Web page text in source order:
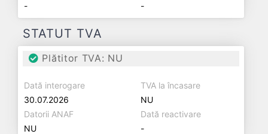
-
-
STATUT TVA
Plătitor TVA: NU
Dată interogare
30.07.2026
TVA la încasare
NU
Datorii ANAF
NU
Dată reactivare
-